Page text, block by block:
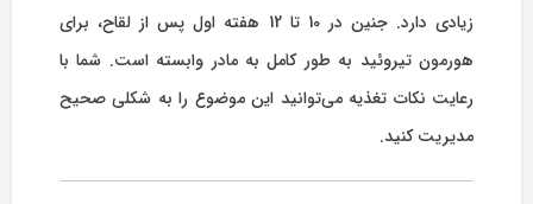
زیادی دارد. جنین در 10 تا 12 هفته اول پس از لقاح، برای
هورمون تیروئید به طور کامل به مادر وابسته است. شما با
رعایت نکات تغذیه می‌توانید این موضوع را به شکلی صحیح
مدیریت کنید.